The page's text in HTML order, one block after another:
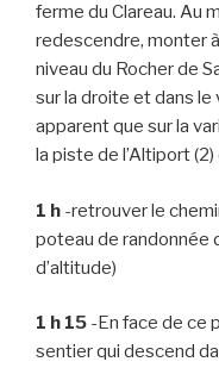
ferme du Clareau. Au
redescendre, monter
niveau du Rocher de
sur la droite et dans le
apparent que sur la
la piste de l’Altiport
1 h -retrouver le
poteau de randonnée
d’altitude)
1 h 15 -En face de ce
sentier qui descend